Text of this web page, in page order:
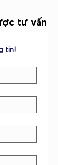
tư vấn
tin!